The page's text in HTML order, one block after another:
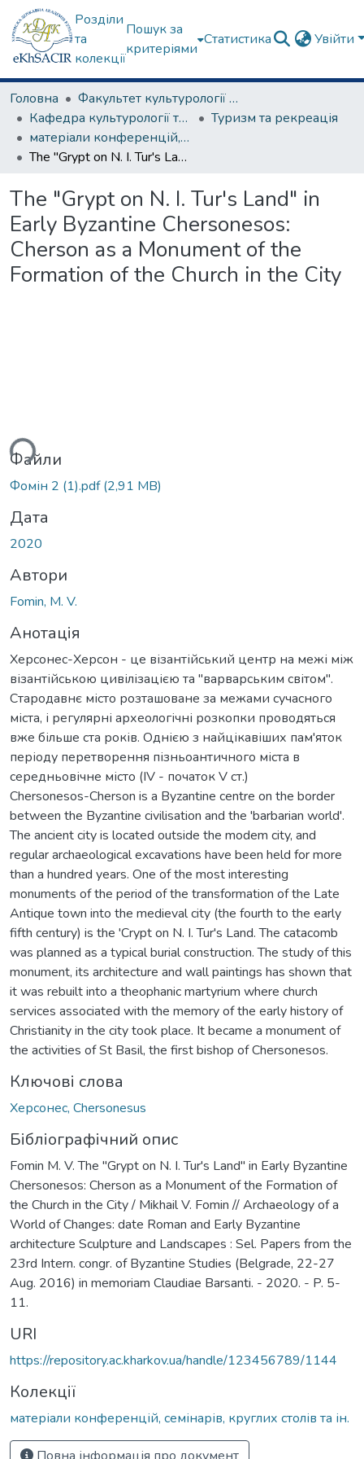
Розділи
та
колекції
Пошук за
критеріями
Статистика Увійти
Головна
Факультет культурології та соціальних комунікацій
Кафедра культурології та музеєзнавства
Туризм та рекреація
матеріали конференцій, семінарів, круглих столів та ін.
The "Grypt on N. I. Tur's Land" in Early Byzantine Chersonesos: Cherson as a Monument of the Formation of the Church in the City
The "Grypt on N. I. Tur's Land" in
Early Byzantine Chersonesos:
Cherson as a Monument of the
Formation of the Church in the City
Файли
Фомін 2 (1).pdf(2,91 MB)
Дата
2020
Автори
Fomin, M. V.
Анотація
Херсонес-Херсон - це візантійський центр на межі між
візантійською цивілізацією та "варварським світом".
Стародавнє місто розташоване за межами сучасного
міста, і регулярні археологічні розкопки проводяться
вже більше ста років. Однією з найцікавіших пам'яток
періоду перетворення пізньоантичного міста в
середньовічне місто (IV - початок V ст.)
Chersonesos-Cherson is a Byzantine centre on the border
between the Byzantine civilisation and the 'barbarian world'.
The ancient city is located outside the modem city, and
regular archaeological excavations have been held for more
than a hundred years. One of the most interesting
monuments of the period of the transformation of the Late
Antique town into the medieval city (the fourth to the early
fifth century) is the 'Crypt on N. I. Tur's Land. The catacomb
was planned as a typical burial construction. The study of this
monument, its architecture and wall paintings has shown that
it was rebuilt into a theophanic martyrium where church
services associated with the memory of the early history of
Christianity in the city took place. It became a monument of
the activities of St Basil, the first bishop of Chersonesos.
Ключові слова
Херсонес, Chersonesus
Бібліографічний опис
Fomin M. V. The "Grypt on N. I. Tur's Land" in Early Byzantine
Chersonesos: Cherson as a Monument of the Formation of
the Church in the City / Mikhail V. Fomin // Archaeology of a
World of Changes: date Roman and Early Byzantine
architecture Sculpture and Landscapes : Sel. Papers from the
23rd Intern. congr. of Byzantine Studies (Belgrade, 22-27
Aug. 2016) in memoriam Claudiae Barsanti. - 2020. - P. 5-
11.
URI
https://repository.ac.kharkov.ua/handle/123456789/1144
Колекції
матеріали конференцій, семінарів, круглих столів та ін.